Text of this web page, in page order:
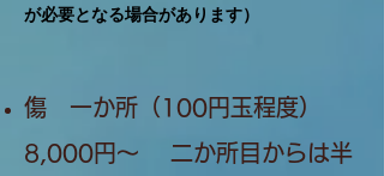
が必要となる場合があります）
傷 一か所（100円玉程度）
8,000円～ 二か所目からは半